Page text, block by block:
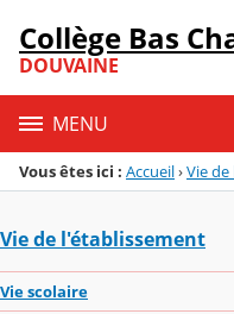
Menu de la rubrique
Contenu
Collège Bas
DOUVAINE
MENU
Vous êtes ici : Accueil›Vie
Vie de l'établissement
Vie scolaire